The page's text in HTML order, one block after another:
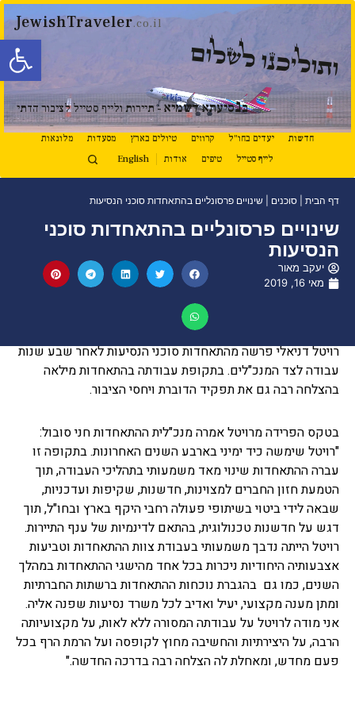
פתח
JewishTraveler.co.il
ותוליכנו לשלום
בנסיעתא דשמיא - תיירות ולייף סטייל לציבור הדתי
חדשות יעדים בחו"ל קרוזים טיולים בארץ מסעדות
מלונאות
לייף סטייל
טיפים אודות English
דף הבית סוכנים שינויים פרסונליים בהתאחדות סוכני הנסיעות
שינויים פרסונליים בהתאחדות סוכני
הנסיעות
יעקב מאור
מאי 16, 2019
רויטל דניאלי פרשה מהתאחדות סוכני הנסיעות לאחר שבע שנות
עבודה לצד המנכ"לים. בתקופת עבודתה בהתאחדות מילאה
בהצלחה רבה גם את תפקיד הדוברת ויחסי הציבור.
בטקס הפרידה מרויטל אמרה מנכ"לית ההתאחדות חני סובול:
"רויטל שימשה כיד ימיני בארבע השנים האחרונות. בתקופה זו
עברה ההתאחדות שינוי מאד משמעותי בתהליכי העבודה, תוך
הטמעת חזון החברים למצוינות, חדשנות, שקיפות ועדכניות,
שבאה לידי ביטוי בשיתופי פעולה רחבי היקף בארץ ובחו"ל, תוך
דגש על חדשנות טכנולוגית, בהתאם לדינמיות של ענף התיירות.
רויטל הייתה נדבך משמעותי בעבודת צוות ההתאחדות וטביעות
אצבעותיה היחודיות ניכרות בכל אחד מהישגי ההתאחדות במהלך
השנים, כמו גם בהגברת נוכחות ההתאחדות ברשתות החברתיות
ומתן מענה מקצועי, יעיל ואדיב לכל משרד נסיעות שפנה אליה.
אני מודה לרויטל על עבודתה המסורה ללא לאות, על מקצועיותה
הרבה, על היצירתיות והחשיבה מחוץ לקופסה ועל הרמת הרף בכל
פעם מחדש, ומאחלת לה הצלחה רבה בדרכה החדשה."